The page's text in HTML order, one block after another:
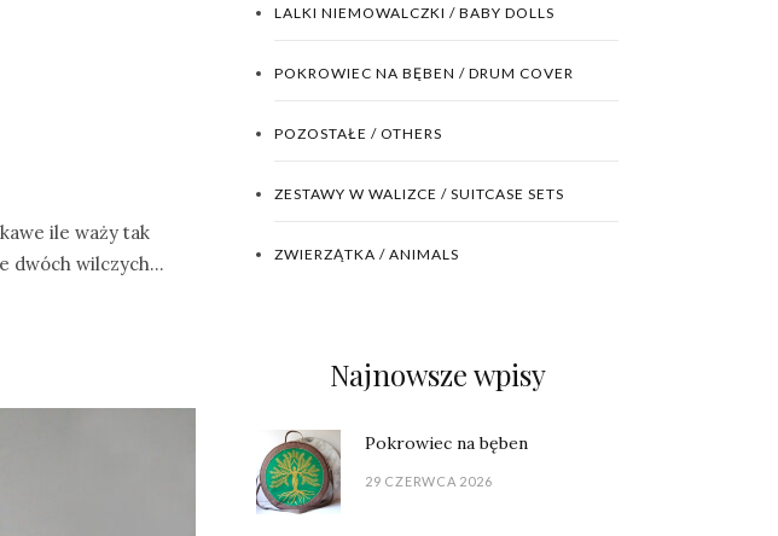
ile waży tak
dwóch wilczych…
LALKI NIEMOWALCZKI / BABY DOLLS
POKROWIEC NA BĘBEN / DRUM COVER
POZOSTAŁE / OTHERS
ZESTAWY W WALIZCE / SUITCASE SETS
ZWIERZĄTKA / ANIMALS
Najnowsze wpisy
Pokrowiec na bęben
29 CZERWCA 2026